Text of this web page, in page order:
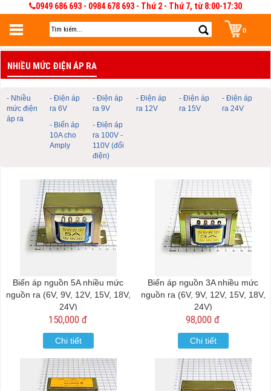
0949 686 693 - 0984 678 693 - Thứ 2 - Thứ 7, từ 8:00-17:30
0
Đăng nhập
Đăng nhập để lưu giỏ hàng 30 ngày. Có thể sửa và quản lý giỏ hàng và đơn
hàng
NHIỀU MỨC ĐIỆN ÁP RA
- Nhiều
mức điện
áp ra
- Điện áp
ra 6V
- Điện áp
ra 9V
- Điện áp
ra 12V
- Điện áp
ra 15V
- Điện áp
ra 24V
- Biến áp
10A cho
Amply
- Điện áp
ra 100V -
110V (đổi
điện)
Biến áp nguồn 5A nhiều mức
nguồn ra (6V, 9V, 12V, 15V, 18V,
24V)
150,000 đ
Chi tiết
Biến áp nguồn 3A nhiều mức
nguồn ra (6V, 9V, 12V, 15V, 18V,
24V)
98,000 đ
Chi tiết